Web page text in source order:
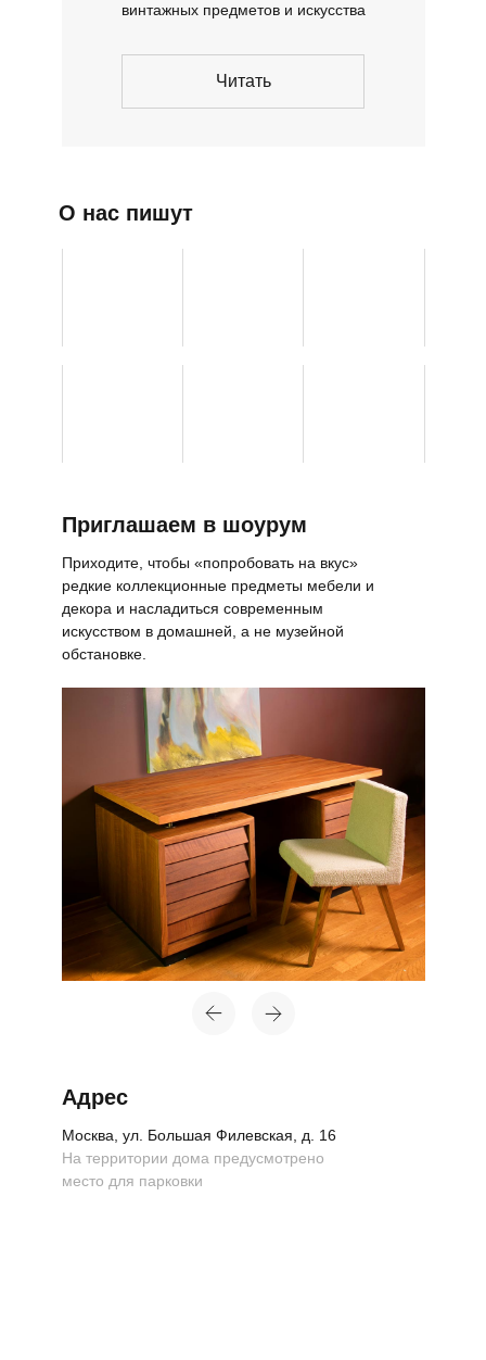
винтажных предметов и искусства
Москва, ул. Большая Филевская, д. 16
Адрес
Приглашаем в шоурум
Читать
На территории дома предусмотрено
место для парковки
О нас пишут
Приходите, чтобы «попробовать на вкус»
редкие коллекционные предметы мебели и
декора и насладиться современным
искусством в домашней, а не музейной
обстановке.